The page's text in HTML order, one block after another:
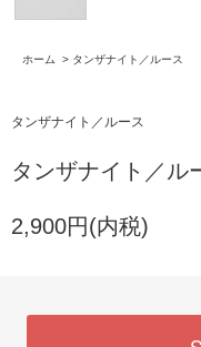
ホーム > タンザナイト／ルース
タンザナイト／ルース
タンザナイト／ル
2,900円(内税)